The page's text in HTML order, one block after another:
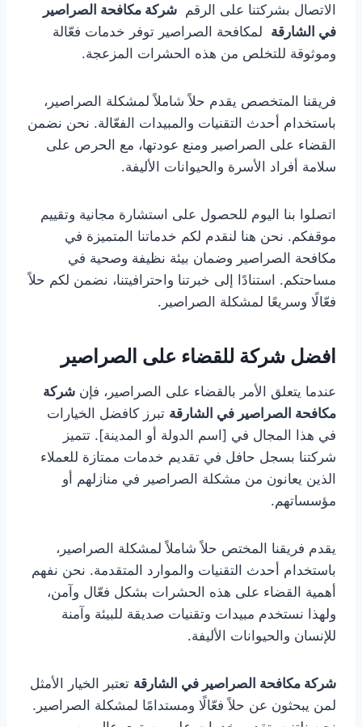
الاتصال بشركتنا على الرقم شركة مكافحة الصراصير
في الشارقة لمكافحة الصراصير توفر خدمات فعّالة
وموثوقة للتخلص من هذه الحشرات المزعجة.
فريقنا المتخصص يقدم حلاً شاملاً لمشكلة الصراصير،
باستخدام أحدث التقنيات والمبيدات الفعّالة. نحن نضمن
القضاء على الصراصير ومنع عودتها، مع الحرص على
سلامة أفراد الأسرة والحيوانات الأليفة.
اتصلوا بنا اليوم للحصول على استشارة مجانية وتقييم
موقفكم. نحن هنا لنقدم لكم خدماتنا المتميزة في
مكافحة الصراصير وضمان بيئة نظيفة وصحية في
مساحتكم. استنادًا إلى خبرتنا واحترافيتنا، نضمن لكم حلاً
فعّالًا وسريعًا لمشكلة الصراصير.
افضل شركة للقضاء على الصراصير
عندما يتعلق الأمر بالقضاء على الصراصير، فإن شركة
مكافحة الصراصير في الشارقة تبرز كافضل الخيارات
في هذا المجال في [اسم الدولة أو المدينة]. تتميز
شركتنا بسجل حافل في تقديم خدمات ممتازة للعملاء
الذين يعانون من مشكلة الصراصير في منازلهم أو
مؤسساتهم.
يقدم فريقنا المختص حلاً شاملاً لمشكلة الصراصير،
باستخدام أحدث التقنيات والموارد المتقدمة. نحن نفهم
أهمية القضاء على هذه الحشرات بشكل فعّال وآمن،
ولهذا نستخدم مبيدات وتقنيات صديقة للبيئة وآمنة
للإنسان والحيوانات الأليفة.
شركة مكافحة الصراصير في الشارقة تعتبر الخيار الأمثل
لمن يبحثون عن حلاً فعّالًا ومستدامًا لمشكلة الصراصير.